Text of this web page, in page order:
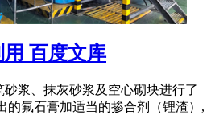
百度文库
浆、抹灰砂浆及空心砌块进行了
的氟石膏加适当的掺合剂（锂渣）,